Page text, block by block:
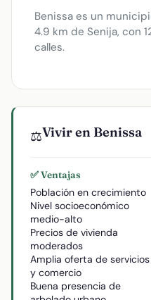
Benissa es un
4.9 km de Senija, con
calles.
⚖️Vivir en Benissa
✅ Ventajas
Población en crecimiento
Nivel socioeconómico
medio-alto
Precios de vivienda
moderados
Amplia oferta de servicios
y comercio
Buena presencia de